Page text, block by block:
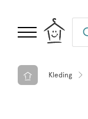
Kleding